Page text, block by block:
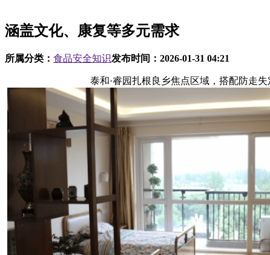
涵盖文化、康复等多元需求
所属分类： 食品安全知识发布时间： 2026-01-31 04:21
泰和·睿园扎根良乡焦点区域，搭配防走失